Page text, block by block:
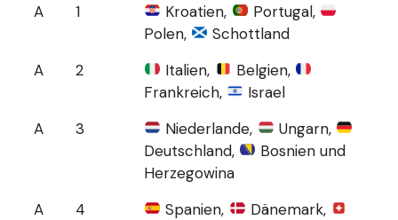
A
1 Kroatien,
Portugal,
Polen,
Schottland
A
2 Italien,
Belgien,
Frankreich,
Israel
A
3 Niederlande,
Ungarn,
Deutschland,
Bosnien und
Herzegowina
A
4 Spanien,
Dänemark,